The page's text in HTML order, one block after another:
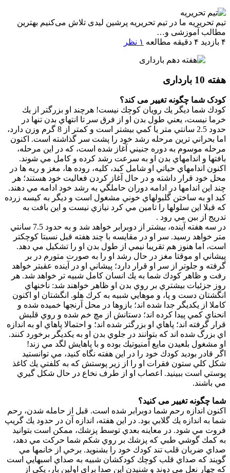
تیم تحریریه ما در تیم تحریریه پرشین لیدی تلاش می‌کنیم بهترین
مطالب آموزشی و…
۴ بازدید
۴ دقیقه مطالعه ۱ نظر
هفته 10 بارداری
کودک شما چگونه تغییر می کند؟
كودك شما ديگر يك رويان كوچك نيست! هرچند او بزرگتر از يك
خرما نيست، يعني طول بدن او از فرق سر تا انتهاي بدن تنها در
حدود 2.5 سانتي متر يا كمي بيشتر است و كمتر از 8 گرم وزن دارد،
اما بحراني ترين مرحله رشد خود را پشت سر گذاشته است. اكنون
مرحله موسوم به دوره جنيني آغاز شده است، كه در اين مرحله،
بافتها و اندامهاي بدن او به سرعت رشد كرده و كامل مي شوند.
اكنون اندامهاي حياتي او شامل كبد، كليه، روده ها، مغز و ريه ها در
محل خود قرار داشته و در حال آغاز كردن فعاليت خود هستند؛ هر
چند اين اندامها در ادامه دوران حاملگي به رشد خود ادامه مي دهند.
كبد او به ساختن گلبولهاي خوني مشغول است و ديگر به كيسه زرده
كه قبلا اين سلولها را تامين مي كرد نيازي نيست و اين بافت به
تدريج از بين مي رود .
در سه هفته آينده، بيشتر از دوبرابر خواهد شد و به حدود 7.5 سانتي
متر خواهد رسيد. سر او در مقايسه با چند هفته قبل نسبتا كوچكتر
است، اما هنوز هم تقريبا نيمي از طول بدن او را تشكيل مي دهد.
پيشاني او موقتا مغز در حال رشد او را به صورت متورم در بر
گرفته و جلوتر از سر او قرار دارد؛ پيشاني او در آينده عقبتر خواهد
رفت و ظاهر كودك شما به يك انسان كامل شبيه تر خواهد شد. هر
روز جزئيات بيشتري بر روي بدن او ظاهر خواهند شد: ناخنهاي
انگشتان دست و پا، و موهايي شبيه به كرك هلو. انگشتان او اكنون
كاملا از يكديگر جدا شده اند؛ بازوها در محل آرنجها خميده شده و
انحناي كمي پيدا كرده اند؛ دستانش از مچ خم شده و روي قلبش
قرار گرفته اند؛ پاهاي او بزرگتر شده اند؛ و احتمالا پاهاي او به اندازه
اي بزرگ شده اند كه بتوانند در جلوي بدن او به يكديگر برخورد كنند.
او مشغول بلعيدن مايع آمنيوتيك بوده و با پاهايش لگد مي زند!
اگر قادر بوديد كودك خود را در اين هفته نگاه كنيد، مي توانستيد
شكل كلي ستون فقرات او را از زير پوستش كه به كلفتي يك كاغذ
پوستي است ببينيد. اعصاب او از طرف نخاع در حال شكل گيري
مي باشند.
شما چگونه تغییر می کنید؟
اكنون اندازه رحم شما دوبرابر شده است. قبل از حامله شدن، رحم
شما به اندازه يك گلابي بود. در اين هفته، اندازه آن در حدود يك گريپ
فروت مي شود. در معاينه بعدي توسط پزشك، ممكن است بتوانيد
به كمك گوشي طبي كه پزشك بر روي شكم شما حركت مي دهد،
صداي ضربان قلب تند كودك خود را بشنويد. برخي از خانمها مي
گويند كه صداي قلب كوچك كودكشان شبيه به صداي اسبهايي است
كه چهار نعل مي دوند و شنيدن اين صدا براي اولين بار، يكي از